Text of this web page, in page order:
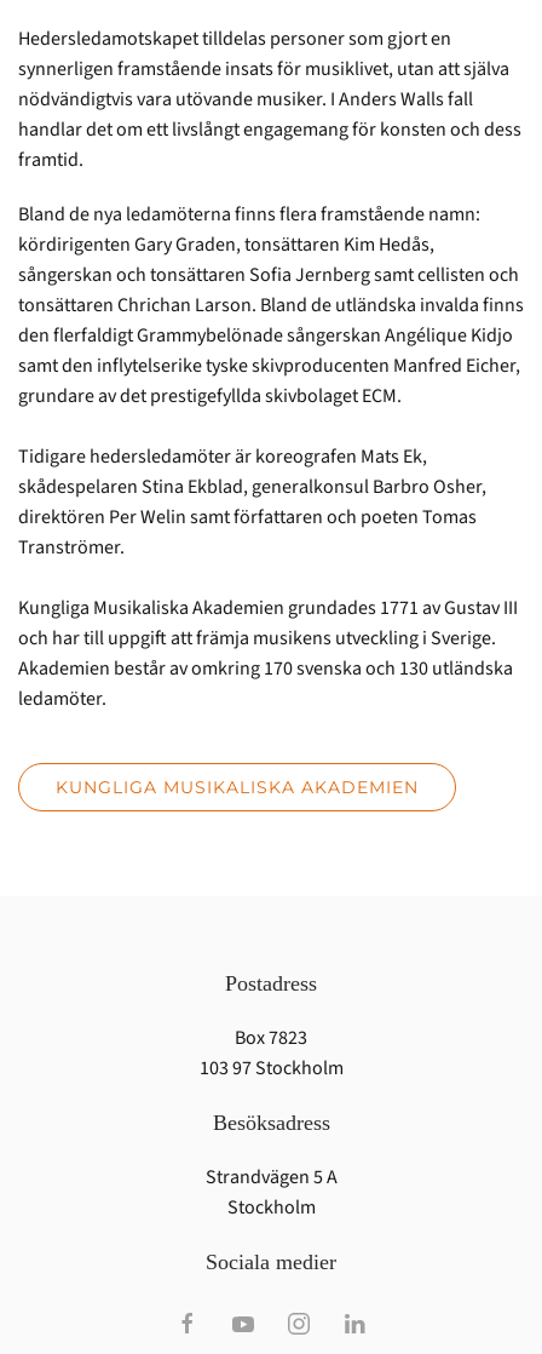
Hedersledamotskapet tilldelas personer som gjort en
synnerligen framstående insats för musiklivet, utan att själva
nödvändigtvis vara utövande musiker. I Anders Walls fall
handlar det om ett livslångt engagemang för konsten och dess
framtid.
Bland de nya ledamöterna finns flera framstående namn:
kördirigenten Gary Graden, tonsättaren Kim Hedås,
sångerskan och tonsättaren Sofia Jernberg samt cellisten och
tonsättaren Chrichan Larson. Bland de utländska invalda finns
den flerfaldigt Grammybelönade sångerskan Angélique Kidjo
samt den inflytelserike tyske skivproducenten Manfred Eicher,
grundare av det prestigefyllda skivbolaget ECM.
Tidigare hedersledamöter är koreografen Mats Ek,
skådespelaren Stina Ekblad, generalkonsul Barbro Osher,
direktören Per Welin samt författaren och poeten Tomas
Tranströmer.
Kungliga Musikaliska Akademien grundades 1771 av Gustav III
och har till uppgift att främja musikens utveckling i Sverige.
Akademien består av omkring 170 svenska och 130 utländska
ledamöter.
KUNGLIGA MUSIKALISKA AKADEMIEN
Besöksadress
Strandvägen 5 A
Stockholm
Postadress
Box 7823
103 97 Stockholm
Sociala medier